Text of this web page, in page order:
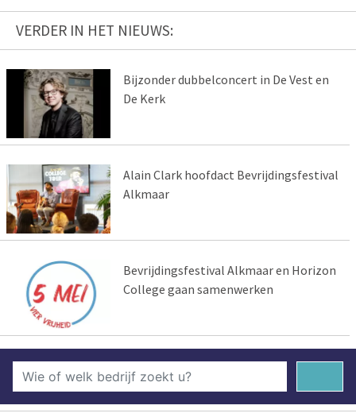
VERDER IN HET NIEUWS:
Bijzonder dubbelconcert in De Vest en
De Kerk
Alain Clark hoofdact Bevrijdingsfestival
Alkmaar
Bevrijdingsfestival Alkmaar en Horizon
College gaan samenwerken